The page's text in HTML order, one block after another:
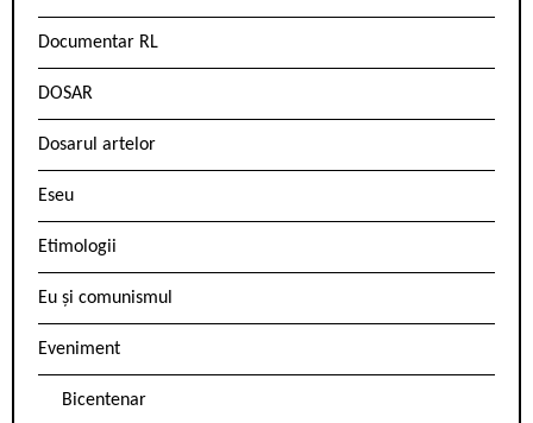
Documentar RL
DOSAR
Dosarul artelor
Eseu
Etimologii
Eu și comunismul
Eveniment
Bicentenar